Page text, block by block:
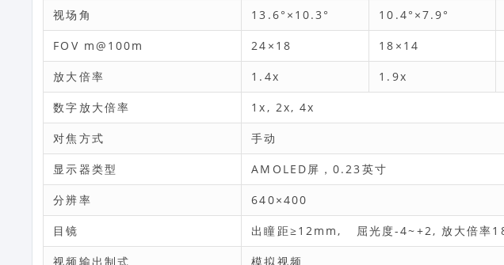
视场角 13.6°×10.3° 10.4°×7.9°
FOV m@100m 24×18 18×14
放大倍率 1.4x 1.9x
数字放大倍率 1x, 2x, 4x
对焦方式 手动
显示器类型 AMOLED屏，0.23英寸
分辨率 640×400
目镜 出瞳距≥12mm, 屈光度-4~+2, 放大倍率
视频输出制式 模拟视频